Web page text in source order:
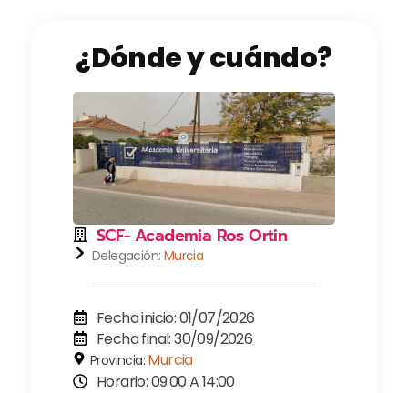
¿Dónde y cuándo?
SCF- Academia Ros Ortin
Delegación: Murcia
Fecha inicio: 01/07/2026
Fecha final: 30/09/2026
Provincia: Murcia
Horario: 09:00 A 14:00